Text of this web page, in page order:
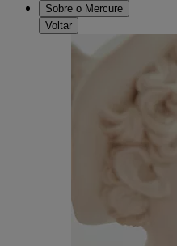
Sobre o Mercure
Voltar